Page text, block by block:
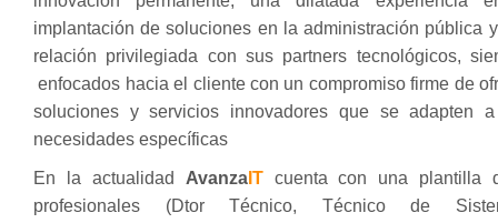
implantación de soluciones en la administración pública
relación privilegiada con sus partners tecnológicos,
enfocados hacia el cliente con un compromiso firme de
soluciones y servicios innovadores que se adapten
necesidades específicas
En la actualidad AvanzaITcuenta con una plantilla
profesionales (Dtor Técnico, Técnico de